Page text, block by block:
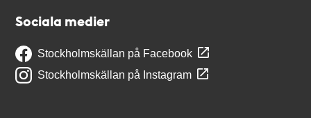
Sociala medier
Stockholmskällan på Facebook
Stockholmskällan på Instagram